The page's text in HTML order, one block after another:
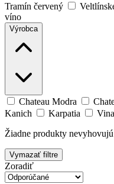
Tramín červený
víno
Výrobca
Chateau Modra
Kanich
Karpatia
Žiadne produkty
Vymazať filtre
Zoradiť